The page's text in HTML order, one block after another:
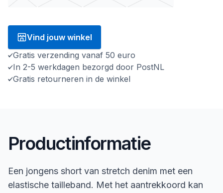
Vind jouw winkel
Gratis verzending vanaf 50 euro
In 2-5 werkdagen bezorgd door PostNL
Gratis retourneren in de winkel
Productinformatie
Een jongens short van stretch denim met een
elastische tailleband. Met het aantrekkoord kan